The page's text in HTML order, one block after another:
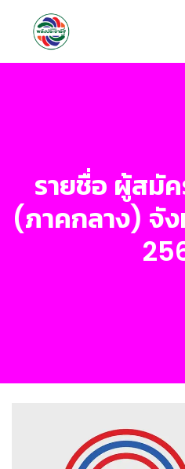
รายชื่อ ผู้สมั
(ภาคกลาง) จั